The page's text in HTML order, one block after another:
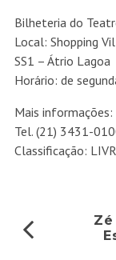
Bilheteria do
Local: Shopping
SS1 – Átrio Lagoa
Horário: de
Mais informações:
Tel. (21) 3431-
Classificação: